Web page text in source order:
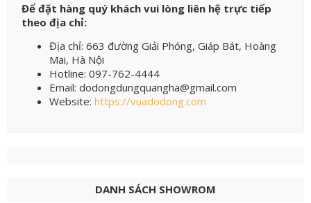
Để đặt hàng quý khách vui lòng liên hệ trực tiếp
theo địa chỉ:
Địa chỉ: 663 đường Giải Phóng, Giáp Bát, Hoàng
Mai, Hà Nội
Hotline: 097-762-4444
Email: dodongdungquangha@gmail.com
Website: https://vuadodong.com
DANH SÁCH SHOWROM